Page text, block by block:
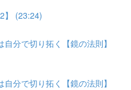
】 (23:24)
分で切り拓く【鏡の法則】
分で切り拓く【鏡の法則】